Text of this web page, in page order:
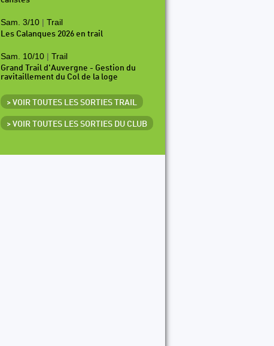
Sam. 3/10 | Trail
Les Calanques 2026 en trail
Sam. 10/10 | Trail
Grand Trail d'Auvergne - Gestion du
ravitaillement du Col de la loge
> VOIR TOUTES LES SORTIES TRAIL
> VOIR TOUTES LES SORTIES DU CLUB